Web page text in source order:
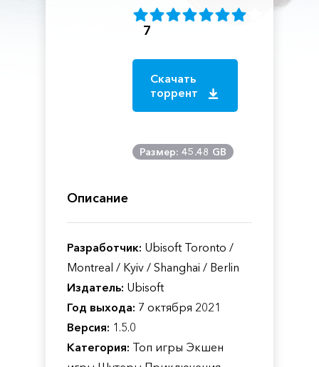
7
Скачать
торрент
Размер: 45.48 GB
Описание
Разработчик: Ubisoft Toronto /
Montreal / Kyiv / Shanghai / Berlin
Издатель: Ubisoft
Год выхода: 7 октября 2021
Версия: 1.5.0
Категория: Топ игры Экшен